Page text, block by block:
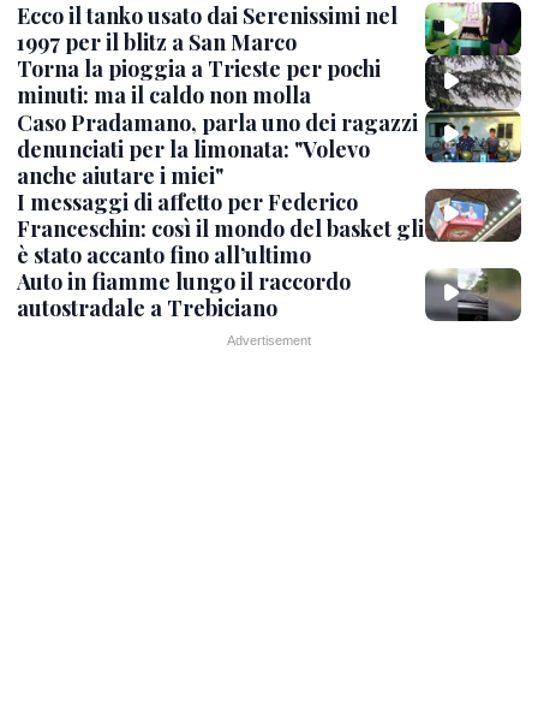
Ecco il tanko usato dai Serenissimi nel
1997 per il blitz a San Marco
Torna la pioggia a Trieste per pochi
minuti: ma il caldo non molla
Caso Pradamano, parla uno dei ragazzi
denunciati per la limonata: "Volevo
anche aiutare i miei"
I messaggi di affetto per Federico
Franceschin: così il mondo del basket gli
è stato accanto fino all’ultimo
Auto in fiamme lungo il raccordo
autostradale a Trebiciano